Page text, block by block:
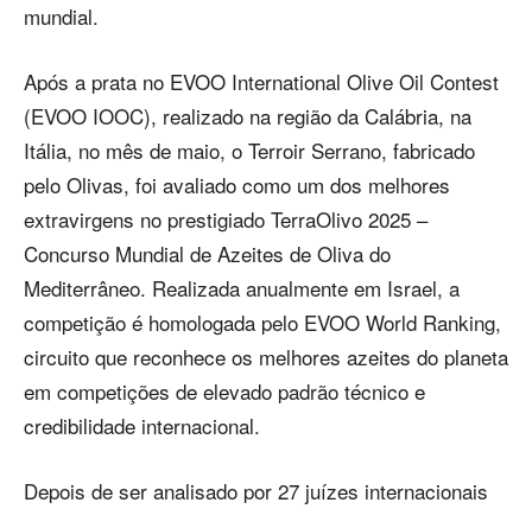
mundial.
Após a prata no EVOO International Olive Oil Contest
(EVOO IOOC), realizado na região da Calábria, na
Itália, no mês de maio, o Terroir Serrano, fabricado
pelo Olivas, foi avaliado como um dos melhores
extravirgens no prestigiado TerraOlivo 2025 –
Concurso Mundial de Azeites de Oliva do
Mediterrâneo. Realizada anualmente em Israel, a
competição é homologada pelo EVOO World Ranking,
circuito que reconhece os melhores azeites do planeta
em competições de elevado padrão técnico e
credibilidade internacional.
Depois de ser analisado por 27 juízes internacionais